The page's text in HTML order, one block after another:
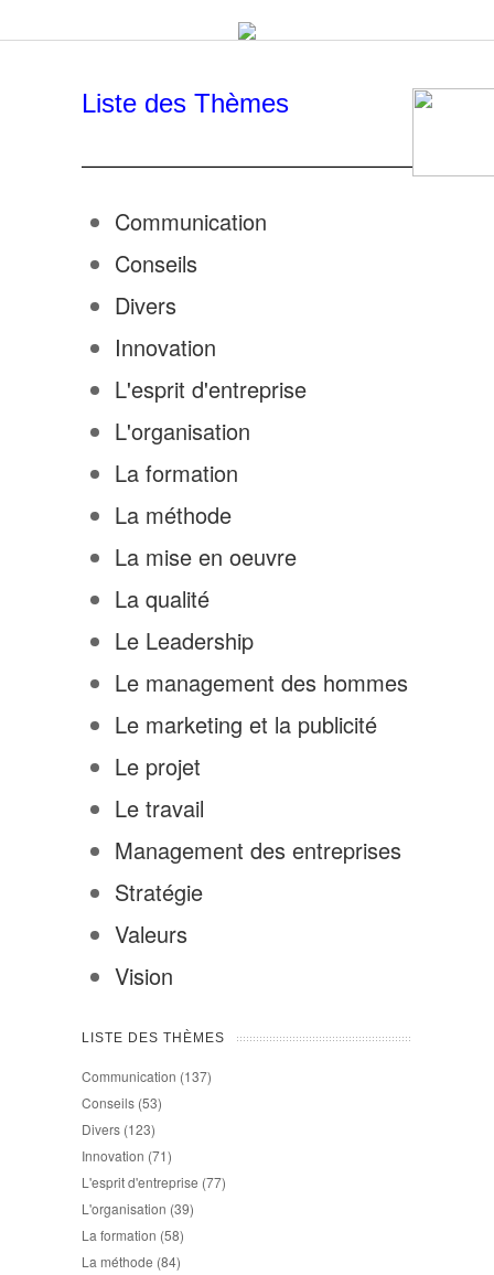
Liste des Thèmes
Communication
Conseils
Divers
Innovation
L'esprit d'entreprise
L'organisation
La formation
La méthode
La mise en oeuvre
La qualité
Le Leadership
Le management des hommes
Le marketing et la publicité
Le projet
Le travail
Management des entreprises
Stratégie
Valeurs
Vision
LISTE DES THÈMES
Communication (137)
Conseils (53)
Divers (123)
Innovation (71)
L'esprit d'entreprise (77)
L'organisation (39)
La formation (58)
La méthode (84)